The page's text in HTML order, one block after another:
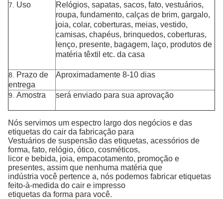
7. Uso Relógios, sapatas, sacos, fato, vestuários,
roupa, fundamento, calças de brim, gargalo,
joia, colar, coberturas, meias, vestido,
camisas, chapéus, brinquedos, coberturas,
lenço, presente, bagagem, laço, produtos de
matéria têxtil etc. da casa
8.
Prazo de
entrega
Aproximadamente 8-10 dias
9. Amostra será enviado para sua aprovação
Nós servimos um espectro largo dos negócios e das
etiquetas do cair da fabricação para
Vestuários de suspensão das etiquetas, acessórios de
forma, fato, relógio, ótico, cosméticos,
licor e bebida, joia, empacotamento, promoção e
presentes, assim que nenhuma matéria que
indústria você pertence a, nós podemos fabricar etiquetas
feito-à-medida do cair e impresso
etiquetas da forma para você.